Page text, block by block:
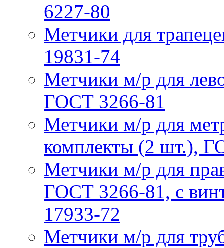
6227-80
Метчики для
19831-74
Метчики м/р для
ГОСТ 3266-81
Метчики м/р для
комплекты (2 шт.),
Метчики м/р для
ГОСТ 3266-81, с
17933-72
Метчики м/р для